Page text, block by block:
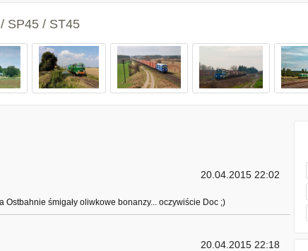
SP45 / ST45
20.04.2015 22:02
Ostbahnie śmigały oliwkowe bonanzy... oczywiście Doc ;)
20.04.2015 22:18